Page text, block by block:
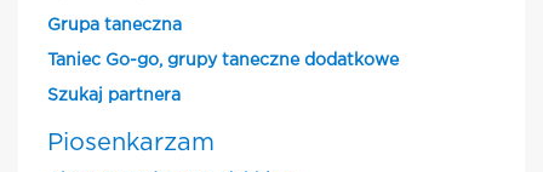
Grupa taneczna
Taniec Go-go, grupy taneczne dodatkowe
Szukaj partnera
Piosenkarzam